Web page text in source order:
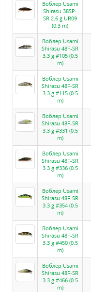
Воблер Usami
Shirasu 38SP-
SR 2.6 g UR09
(0.3 m)
Воблер Usami
Shirasu 48F-SR
3.3 g #105 (0.5
m)
Воблер Usami
Shirasu 48F-SR
3.3 g #115 (0.5
m)
Воблер Usami
Shirasu 48F-SR
3.3 g #331 (0.5
m)
Воблер Usami
Shirasu 48F-SR
3.3 g #336 (0.5
m)
Воблер Usami
Shirasu 48F-SR
3.3 g #354 (0.5
m)
Воблер Usami
Shirasu 48F-SR
3.3 g #450 (0.5
m)
Воблер Usami
Shirasu 48F-SR
3.3 g #466 (0.5
m)